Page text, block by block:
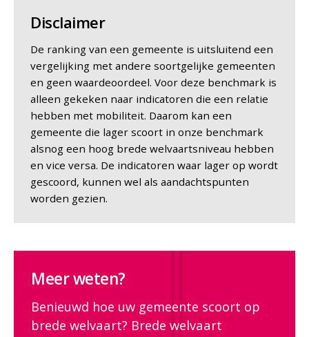
Disclaimer
De ranking van een gemeente is uitsluitend een
vergelijking met andere soortgelijke gemeenten
en geen waardeoordeel. Voor deze benchmark is
alleen gekeken naar indicatoren die een relatie
hebben met mobiliteit. Daarom kan een
gemeente die lager scoort in onze benchmark
alsnog een hoog brede welvaartsniveau hebben
en vice versa. De indicatoren waar lager op wordt
gescoord, kunnen wel als aandachtspunten
worden gezien.
Meer weten?
Benieuwd hoe uw gemeente scoort op
brede welvaart? Brede welvaart